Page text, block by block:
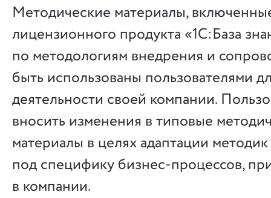
Методические материалы,
лицензионного продукта «1С:База
по методологиям внедрения и
быть использованы пользователями
деятельности своей компании.
вносить изменения в типовые
материалы в целях адаптации
под специфику бизнес-процессов,
в компании.